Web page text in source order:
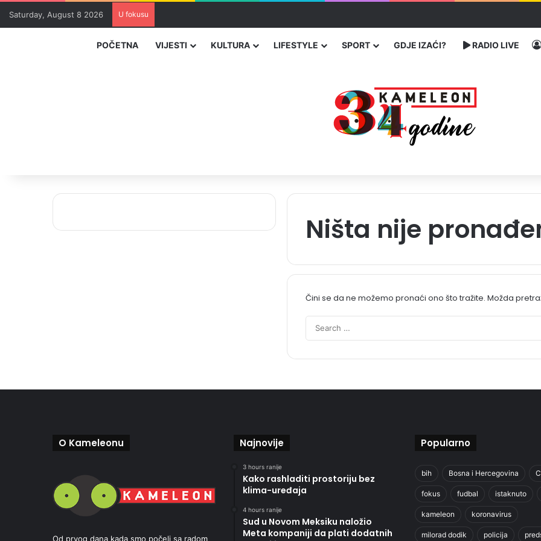
Saturday, August 8 2026 U fokusu
POČETNA VIJESTI KULTURA LIFESTYLE SPORT GDJE IZAĆI? RADIO LIVE
Ništa nije
Čini se da ne možemo pronaći ono što tražite. Možda
O Kameleonu
Od prvog dana kada smo počeli sa radom
Najnovije
3 hours ranije
Kako rashladiti prostoriju bez
klima-uređaja
4 hours ranije
Sud u Novom Meksiku naložio
Meta kompaniji da plati dodatnih
Popularno
bih Bosna i Hercegovina
fokus fudbal istaknuto
kameleon koronavirus
milorad dodik policija